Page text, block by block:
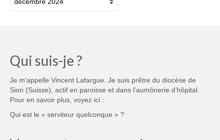
Qui suis-je ?
Je m’appelle Vincent Lafargue. Je suis prêtre du diocèse de
Sion (Suisse), actif en paroisse et dans l’aumônerie d’hôpital.
Pour en savoir plus, voyez ici :
Qui est le « serviteur quelconque » ?